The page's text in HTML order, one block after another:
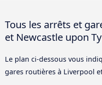
Tous les arrêts et
et Newcastle upon
Le plan ci-dessous vous
gares routières à Liverpool